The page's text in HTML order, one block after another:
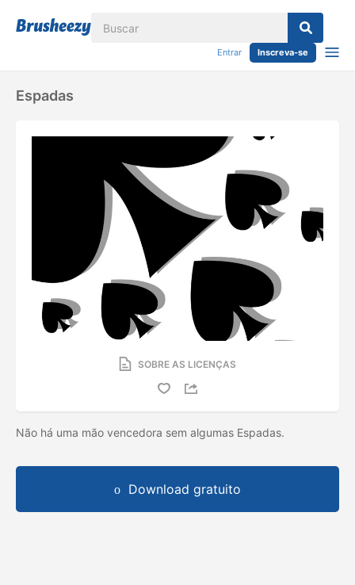
Entrar Inscreva-se
Espadas
SOBRE AS LICENÇAS
Não há uma mão vencedora sem algumas Espadas.
Download gratuito